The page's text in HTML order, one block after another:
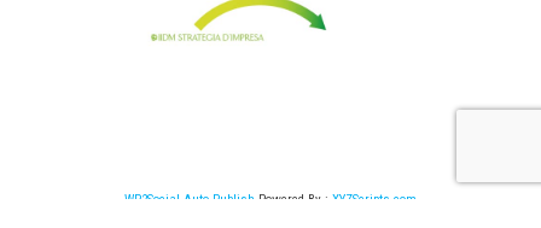
WP2Social Auto Publish Powered By : XYZScripts.com